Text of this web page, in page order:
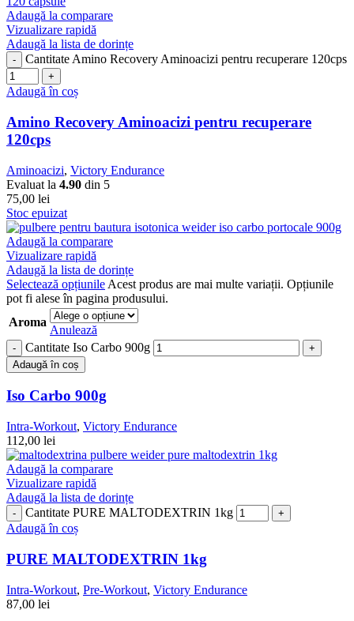
Adaugă la comparare
Vizualizare rapidă
Adaugă la lista de dorințe
Cantitate Amino Recovery Aminoacizi pentru recuperare 120cps
Adaugă în coș
Amino Recovery Aminoacizi pentru recuperare
120cps
Aminoacizi, Victory Endurance
Evaluat la 4.90 din 5
75,00 lei
Stoc epuizat
Adaugă la comparare
Vizualizare rapidă
Adaugă la lista de dorințe
Selectează opțiunile Acest produs are mai multe variații. Opțiunile
pot fi alese în pagina produsului.
Aroma
Anulează
Cantitate Iso Carbo 900g
Adaugă în coș
Iso Carbo 900g
Intra-Workout, Victory Endurance
112,00 lei
Adaugă la comparare
Vizualizare rapidă
Adaugă la lista de dorințe
Cantitate PURE MALTODEXTRIN 1kg
Adaugă în coș
PURE MALTODEXTRIN 1kg
Intra-Workout, Pre-Workout, Victory Endurance
87,00 lei